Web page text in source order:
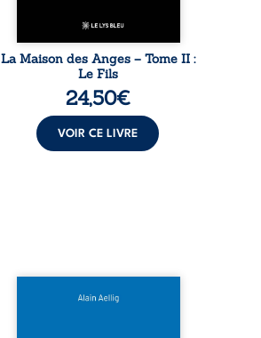
La Maison des Anges – Tome II :
Le Fils
24,50€
VOIR CE LIVRE
Et si le naufrage n’avait pas